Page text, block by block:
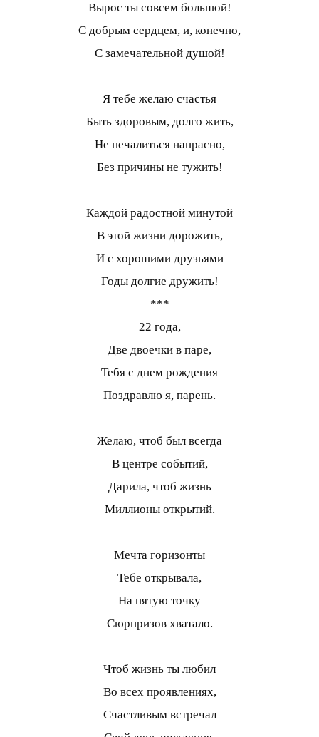
Вырос ты совсем большой!
С добрым сердцем, и, конечно,
С замечательной душой!
Я тебе желаю счастья
Быть здоровым, долго жить,
Не печалиться напрасно,
Без причины не тужить!
Каждой радостной минутой
В этой жизни дорожить,
И с хорошими друзьями
Годы долгие дружить!
***
22 года,
Две двоечки в паре,
Тебя с днем рождения
Поздравлю я, парень.
Желаю, чтоб был всегда
В центре событий,
Дарила, чтоб жизнь
Миллионы открытий.
Мечта горизонты
Тебе открывала,
На пятую точку
Сюрпризов хватало.
Чтоб жизнь ты любил
Во всех проявлениях,
Счастливым встречал